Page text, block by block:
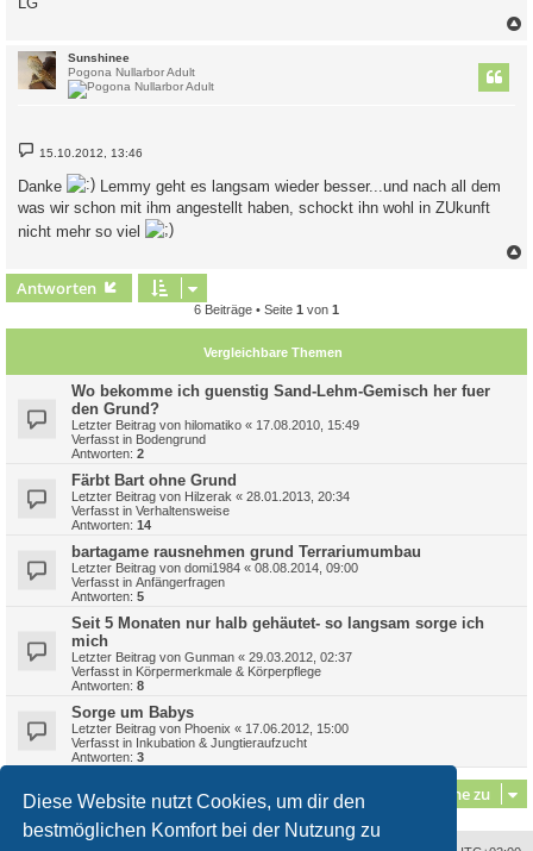
Diese Website nutzt Cookies, um dir den
bestmöglichen Komfort bei der Nutzung zu
Sunshinee
Pogona Nullarbor Adult
B
e
t
r
g
15.10.2012, 13:46
Danke
Lemmy geht es langsam wieder besser...und nach all dem
was wir schon mit ihm angestellt haben, schockt ihn wohl in ZUkunft
nicht mehr so viel
Antworten
6 Beiträge • Seite 1 von 1
Vergleichbare Themen
Wo bekomme ich guenstig Sand-Lehm-Gemisch her fuer
den Grund?
Letzter Beitrag von hilomatiko « 17.08.2010, 15:49
Verfasst in Bodengrund
Antworten: 2
Färbt Bart ohne Grund
Letzter Beitrag von Hilzerak « 28.01.2013, 20:34
Verfasst in Verhaltensweise
Antworten: 14
bartagame rausnehmen grund Terrariumumbau
Letzter Beitrag von domi1984 « 08.08.2014, 09:00
Verfasst in Anfängerfragen
Antworten: 5
Seit 5 Monaten nur halb gehäutet- so langsam sorge ich
mich
Letzter Beitrag von Gunman « 29.03.2012, 02:37
Verfasst in Körpermerkmale & Körperpflege
Antworten: 8
Sorge um Babys
Letzter Beitrag von Phoenix « 17.06.2012, 15:00
Verfasst in Inkubation & Jungtieraufzucht
Antworten: 3
Gehe zu